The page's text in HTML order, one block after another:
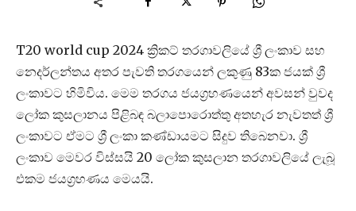
T20 world cup 2024 ක්‍රිකට් තරගාවලියේ ශ්‍රී ලංකාව සහ
නෙදර්ලන්තය අතර පැවති තරගයෙන් ලකුණු 83ක ජයක් ශ්‍රී
ලංකාවට හිමිවිය. මෙම තරගය ජයග්‍රහණයෙන් අවසන් වුවද
ලෝක කුසලානය පිළිබඳ බලාපොරොත්තු අතහැර නැවතත් ශ්‍රී
ලංකාවට ඒමට ශ්‍රී ලංකා කණ්ඩායමට සිදුව තිබෙනවා. ශ්‍රී
ලංකාව මෙවර විස්සයි 20 ලෝක කුසලාන තරගාවලියේ ලැබූ
එකම ජයග්‍රහණය මෙයයි.